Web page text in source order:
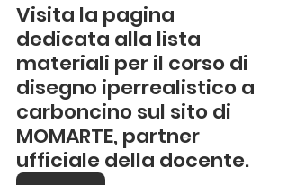
Visita la pagina
dedicata alla lista
materiali per il corso di
disegno iperrealistico a
carboncino sul sito di
MOMARTE, partner
ufficiale della docente.